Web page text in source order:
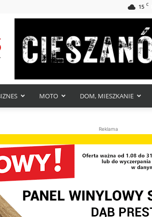
15 C
MOTO DOM, MIESZKANIE
Reklama